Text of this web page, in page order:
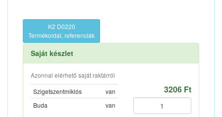
K2 D0220
Termékoldal, referenciák
Saját készlet
Azonnal elérhető saját raktárról
Szigetszentmiklós
van
Buda
van
3206 Ft